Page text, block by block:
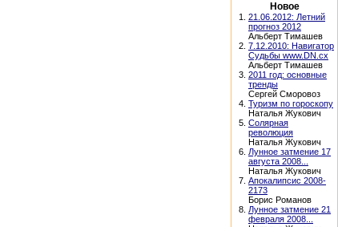
Новое
1. 21.06.2012: Летний
прогноз 2012
Альберт Тимашев
2. 7.12.2010: Навигатор
Судьбы www.DN.cx
Альберт Тимашев
3. 2011 год: основные
тренды
Сергей Сморовоз
4. Туризм по гороскопу
Наталья Жукович
5. Солярная
революция
Наталья Жукович
6. Лунное затмение 17
августа 2008...
Наталья Жукович
7. Апокалипсис 2008-
2173
Борис Романов
8. Лунное затмение 21
февраля 2008...